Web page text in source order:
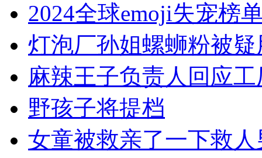
2024全球emoji失宠榜
灯泡厂孙姐螺蛳粉被
麻辣王子负责人回应
野孩子将提档
女童被救亲了一下救